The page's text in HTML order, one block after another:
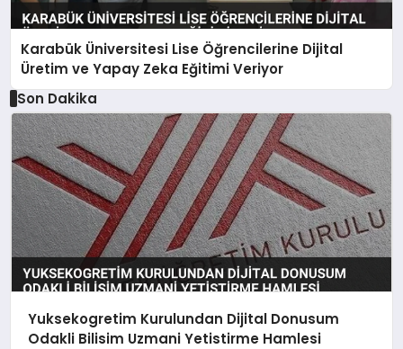
Karabük Üniversitesi Lise Öğrencilerine Dijital
Üretim ve Yapay Zeka Eğitimi Veriyor
Son Dakika
Yuksekogretim Kurulundan Dijital Donusum
Odakli Bilisim Uzmani Yetistirme Hamlesi